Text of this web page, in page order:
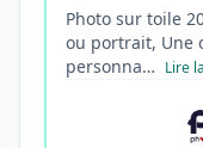
Photo sur toile
ou portrait, Une
personna… Lire